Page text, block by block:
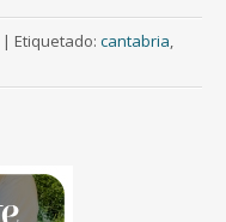
| Etiquetado: cantabria,